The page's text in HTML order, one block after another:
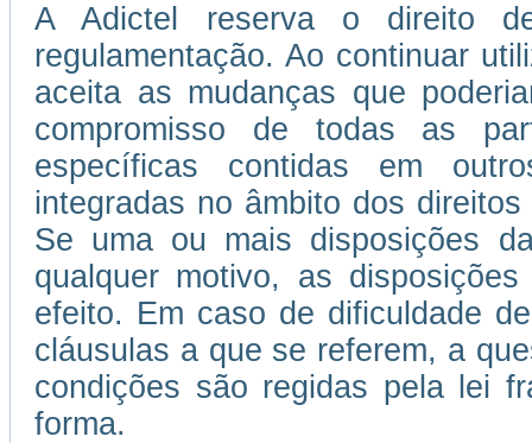
A Adictel reserva o direito
regulamentação. Ao continuar
aceita as mudanças que
compromisso de todas as
específicas contidas em
integradas no âmbito dos
Se uma ou mais disposições
qualquer motivo, as
efeito. Em caso de dificuldade
cláusulas a que se referem, a
condições são regidas pela lei
forma.